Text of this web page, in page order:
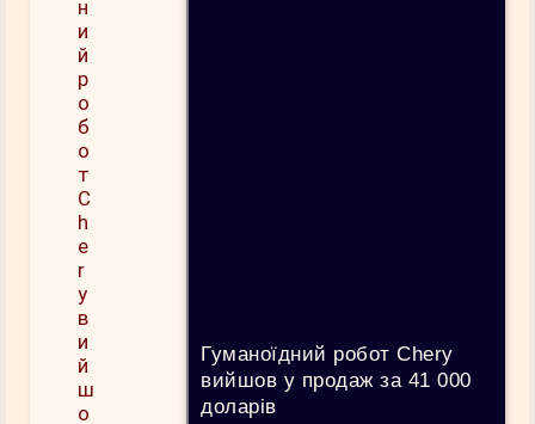
Гуманоїдний робот Chery
вийшов у продаж за 41 000
доларів